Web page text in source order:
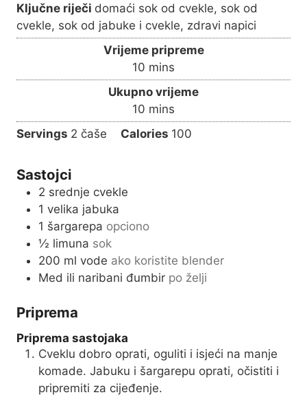
Ključne riječi domaći sok od cvekle, sok od
cvekle, sok od jabuke i cvekle, zdravi napici
Vrijeme pripreme
10 m
i
n
u
t
mins
Ukupno vrijeme
10 m
i
n
mins
Servings 2 čaše Calories 100
Sastojci
2 srednje cvekle
1 velika jabuka
1 šargarepa opciono
½ limuna sok
200 ml vode ako koristite blender
Med ili naribani đumbir po želji
Priprema
Priprema sastojaka
Cveklu dobro oprati, oguliti i isjeći na manje
komade. Jabuku i šargarepu oprati, očistiti i
pripremiti za cijeđenje.